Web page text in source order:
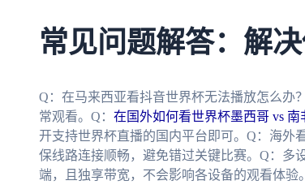
常见问题解答：解
Q：在马来西亚看抖音世界杯无法播放怎么办
常观看。Q： 在国外如何看世界杯墨西哥 vs 南
开支持世界杯直播的国内平台即可。Q：海外
保线路连接顺畅，避免错过关键比赛。Q：多
端，且独享带宽，不会影响各设备的观看体验。